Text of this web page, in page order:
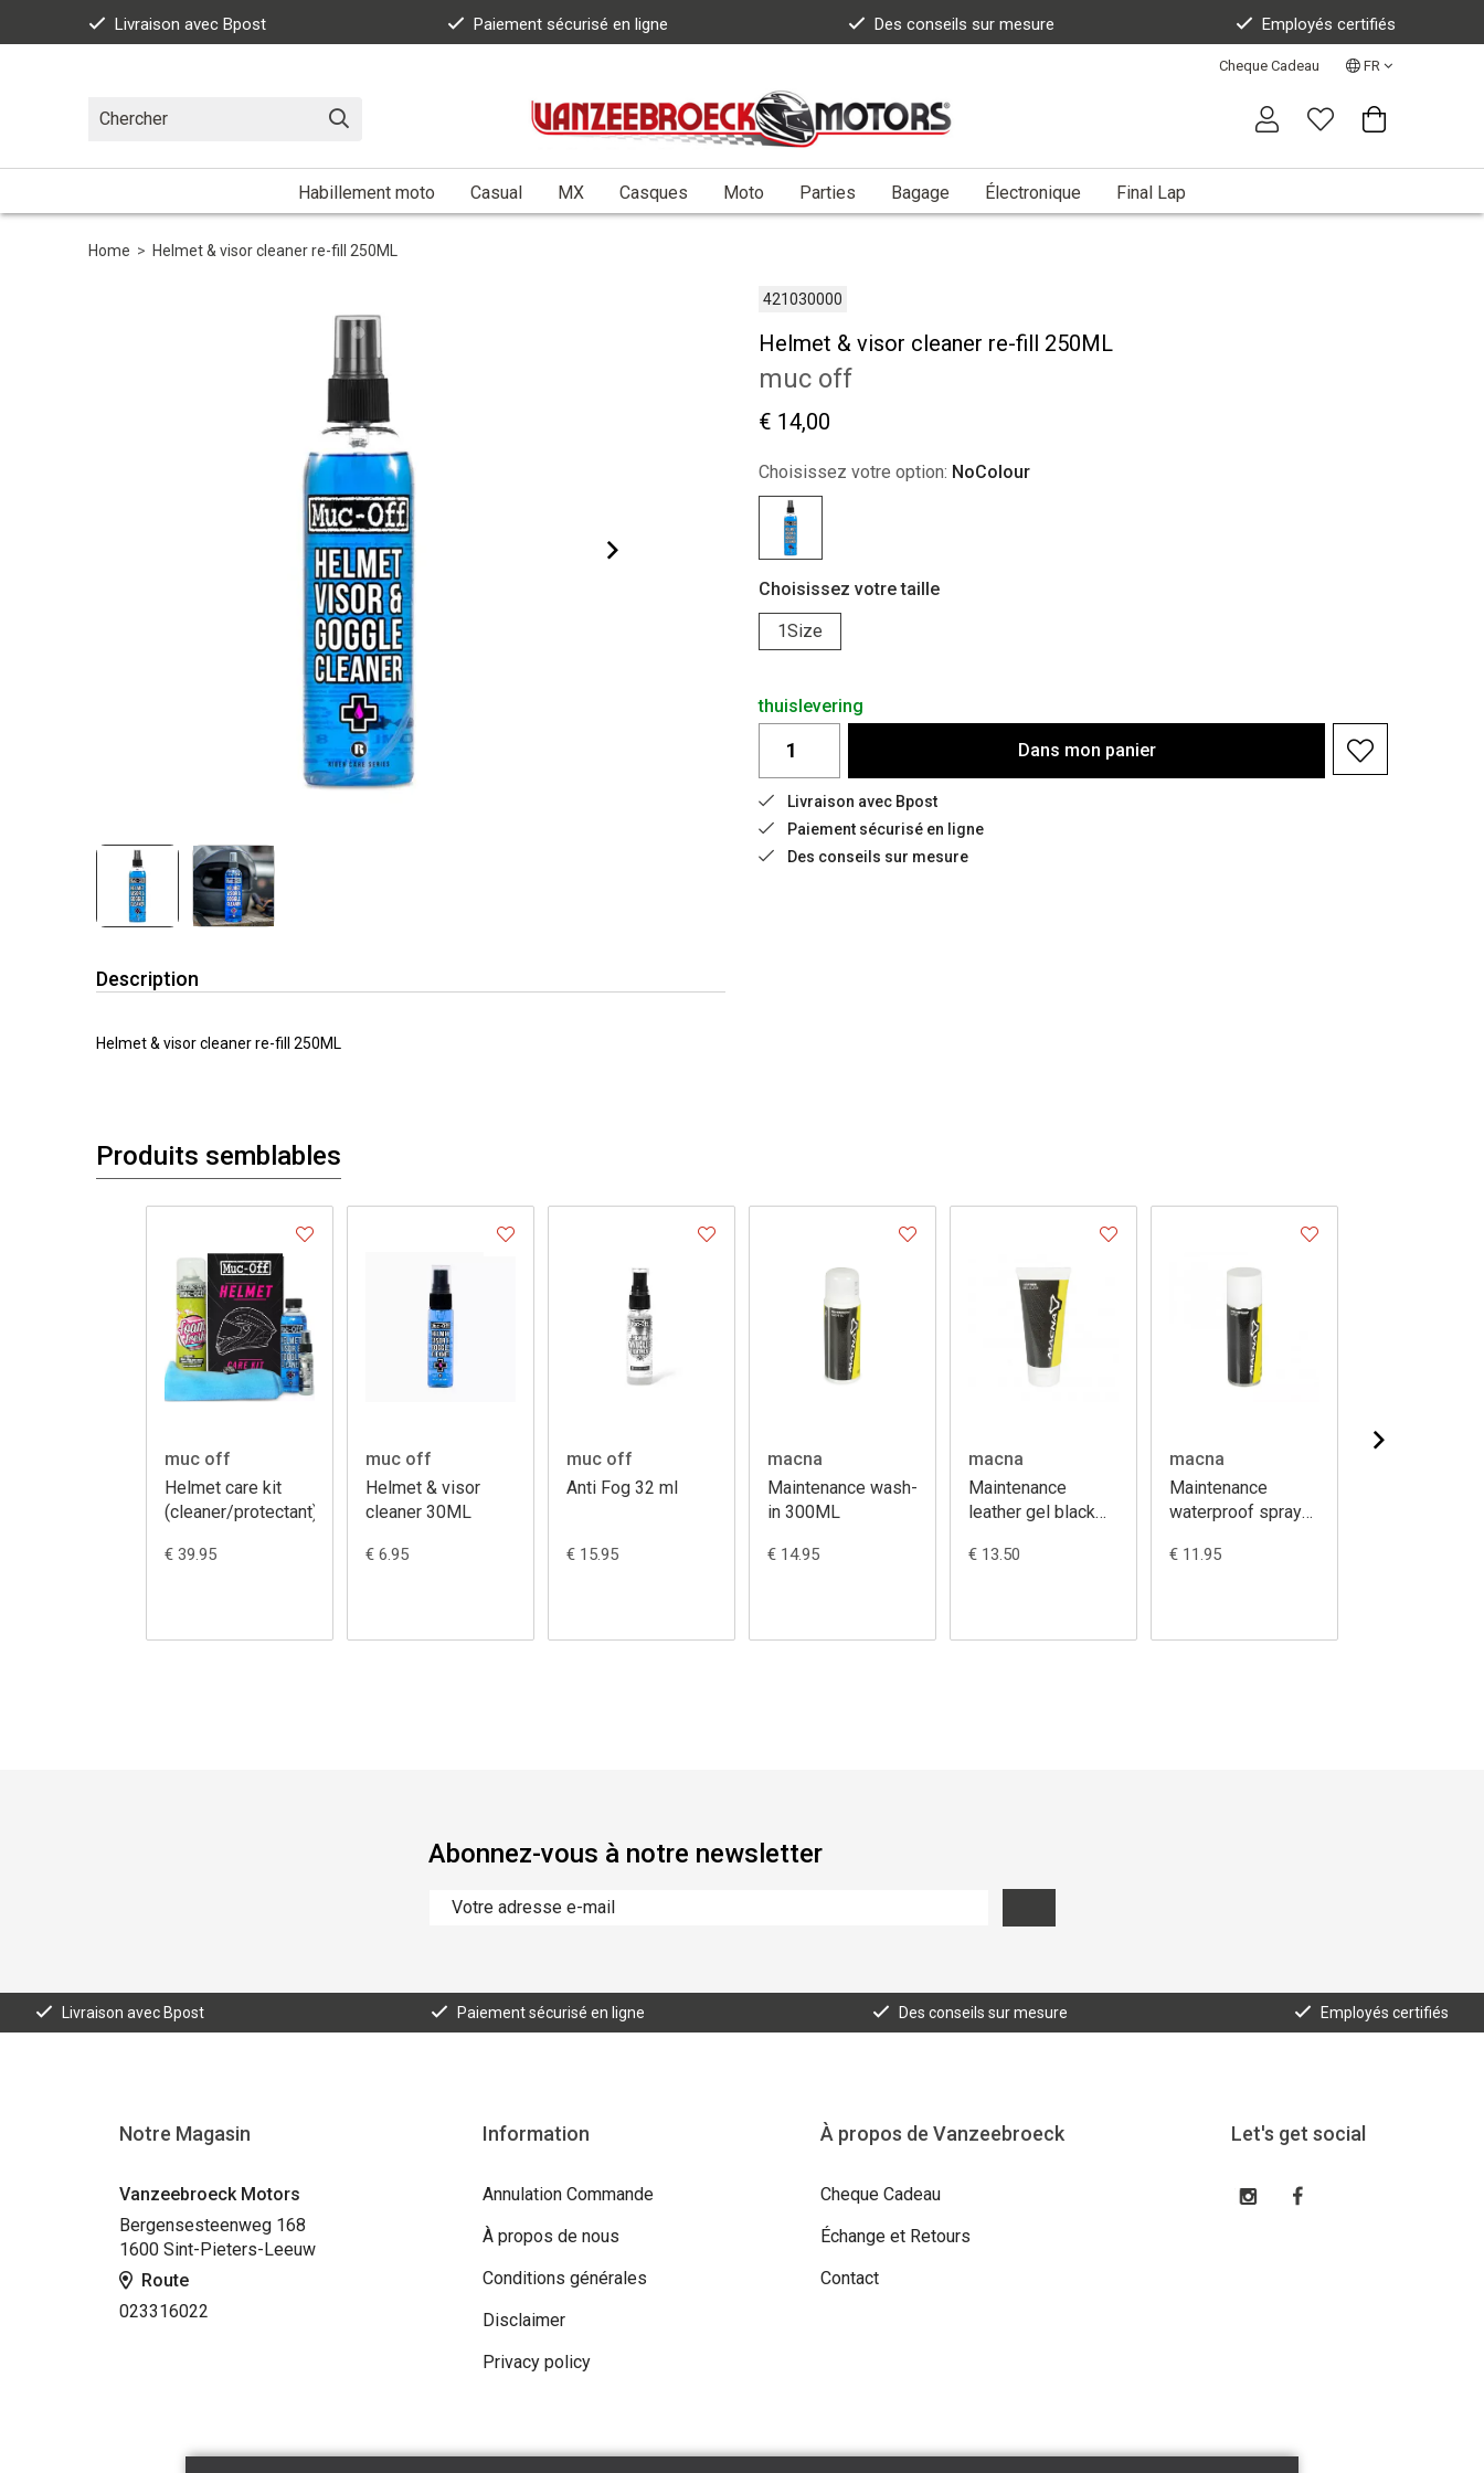
Livraison avec Bpost Paiement sécurisé en ligne Des conseils sur mesure Employés certifiés
Cheque Cadeau FR
Habillement moto Casual MX Casques Moto Parties Bagage Électronique Final Lap
Home > Helmet & visor cleaner re-fill 250ML
421030000
Helmet & visor cleaner re-fill 250ML
muc off
€ 14,00
Choisissez votre option: NoColour
Choisissez votre taille
1Size
thuislevering
Dans mon panier
Livraison avec Bpost
Paiement sécurisé en ligne
Des conseils sur mesure
Description
Helmet & visor cleaner re-fill 250ML
Produits semblables
muc off
Helmet care kit
(cleaner/protectant)
€ 39.95
muc off
Helmet & visor
cleaner 30ML
€ 6.95
muc off
Anti Fog 32 ml
€ 15.95
macna
Maintenance wash-
in 300ML
€ 14.95
macna
Maintenance
leather gel black
€ 13.50
macna
Maintenance
waterproof spray
€ 11.95
Abonnez-vous à notre newsletter
Livraison avec Bpost Paiement sécurisé en ligne Des conseils sur mesure Employés certifiés
Notre Magasin
Vanzeebroeck Motors
Bergensesteenweg 168
1600 Sint-Pieters-Leeuw
Route
023316022
Information
Annulation Commande
À propos de nous
Conditions générales
Disclaimer
Privacy policy
À propos de Vanzeebroeck
Cheque Cadeau
Échange et Retours
Contact
Let's get social